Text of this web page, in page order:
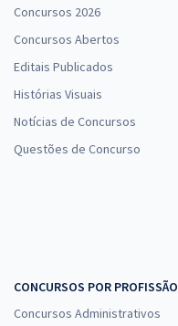
Concursos 2026
Concursos Abertos
Editais Publicados
Histórias Visuais
Notícias de Concursos
Questões de Concurso
CONCURSOS POR PROFISSÃO
Concursos Administrativos